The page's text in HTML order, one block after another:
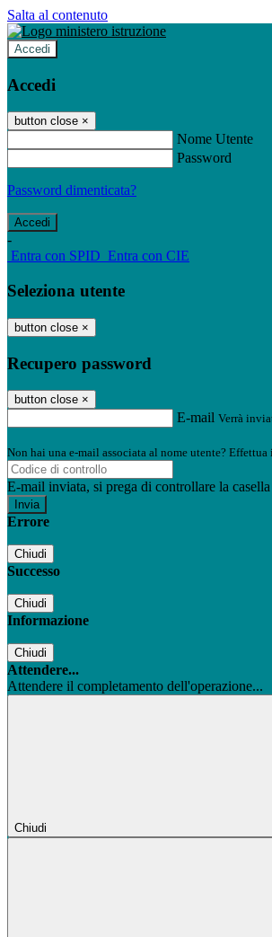
Salta al contenuto
Accedi
Accedi
button close ×
Nome Utente
Password
Password dimenticata?
-
Entra con SPID Entra con CIE
Seleziona utente
button close ×
Recupero password
button close ×
E-mail Verrà
Non hai una e-mail associata al nome utente?
E-mail inviata, si prega di controllare la
Errore
Chiudi
Successo
Chiudi
Informazione
Chiudi
Attendere...
Attendere il completamento dell'operazione...
Chiudi